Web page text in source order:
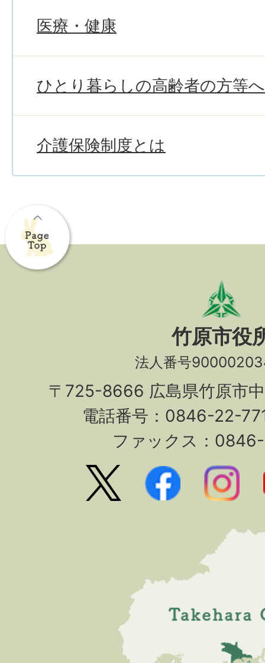
医療・健康
ひとり暮らしの高齢者の方等
介護保険制度とは
竹原市役
法人番号
〒725-8666 広島県竹原市
電話番号：0846-22-
ファックス：